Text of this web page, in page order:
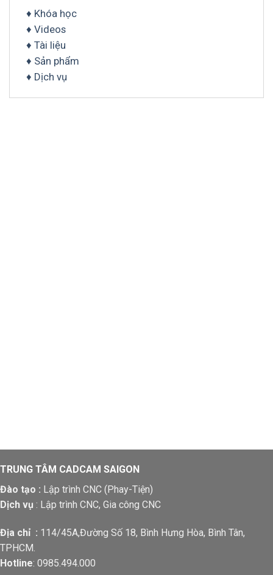
♦ Khóa học
♦ Videos
♦ Tài liệu
♦ Sản phẩm
♦ Dịch vụ
TRUNG TÂM CADCAM SAIGON
Đào tạo : Lập trình CNC (Phay-Tiện)
Dịch vụ : Lập trình CNC, Gia công CNC
Địa chỉ : 114/45A,Đường Số 18, Bình Hưng Hòa, Bình Tân,
TPHCM.
Hotline: 0985.494.000